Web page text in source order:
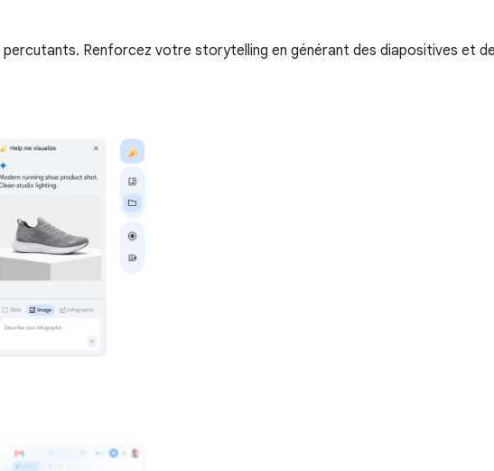
Renforcez votre storytelling en générant des diapositives et